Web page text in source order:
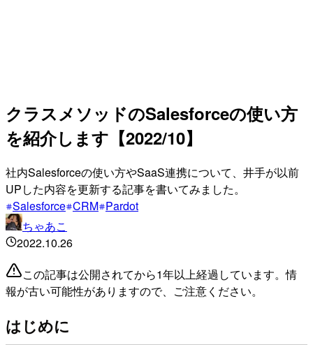
クラスメソッドのSalesforceの使い方
を紹介します【2022/10】
社内Salesforceの使い方やSaaS連携について、井手が以前
UPした内容を更新する記事を書いてみました。
Salesforce CRM Pardot
ちゃあこ
2022.10.26
この記事は公開されてから1年以上経過しています。情
報が古い可能性がありますので、ご注意ください。
はじめに